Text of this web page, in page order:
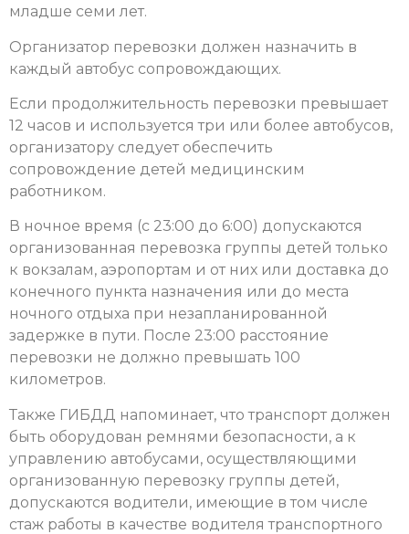
младше семи лет.
Организатор перевозки должен назначить в
каждый автобус сопровождающих.
Если продолжительность перевозки превышает
12 часов и используется три или более автобусов,
организатору следует обеспечить
сопровождение детей медицинским
работником.
В ночное время (с 23:00 до 6:00) допускаются
организованная перевозка группы детей только
к вокзалам, аэропортам и от них или доставка до
конечного пункта назначения или до места
ночного отдыха при незапланированной
задержке в пути. После 23:00 расстояние
перевозки не должно превышать 100
километров.
Также ГИБДД напоминает, что транспорт должен
быть оборудован ремнями безопасности, а к
управлению автобусами, осуществляющими
организованную перевозку группы детей,
допускаются водители, имеющие в том числе
стаж работы в качестве водителя транспортного